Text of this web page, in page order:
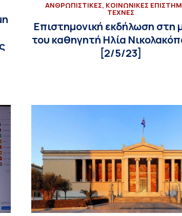
ΑΝΘΡΩΠΙΣΤΙΚΕΣ, ΚΟΙΝΩΝΙΚΕΣ
ΤΕΧΝΕΣ
Επιστημονική εκδήλωση στη
του καθηγητή Ηλία
[2/5/23]